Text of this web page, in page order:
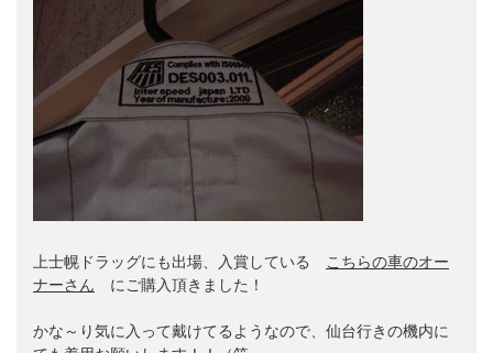
上士幌ドラッグにも出場、入賞している
こちらの車のオー
ナーさん にご購入頂きました！
かな～り気に入って戴けてるようなので、仙台行きの機内に